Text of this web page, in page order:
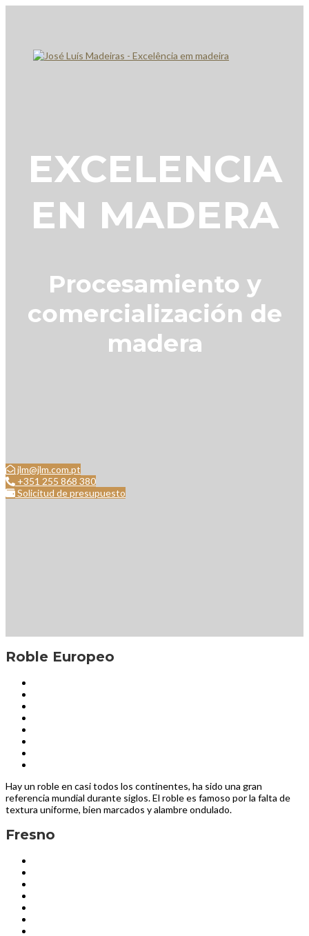
EXCELENCIA
EN MADERA
Procesamiento y
comercialización de
madera
jlm@jlm.com.pt
+351 255 868 380
Solicitud de presupuesto
Roble Europeo
Hay un roble en casi todos los continentes, ha sido una gran
referencia mundial durante siglos. El roble es famoso por la falta de
textura uniforme, bien marcados y alambre ondulado.
Fresno